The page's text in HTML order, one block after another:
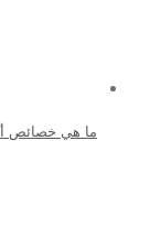
ما هي خصائص أكياس